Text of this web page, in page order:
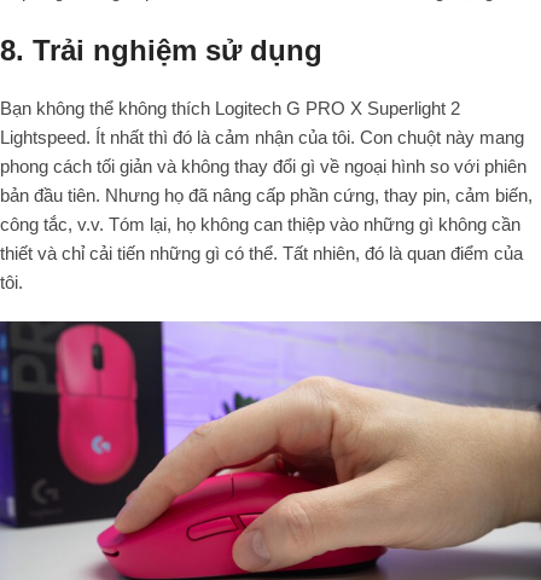
8. Trải nghiệm sử dụng
Bạn không thể không thích Logitech G PRO X Superlight 2
Lightspeed. Ít nhất thì đó là cảm nhận của tôi. Con chuột này mang
phong cách tối giản và không thay đổi gì về ngoại hình so với phiên
bản đầu tiên. Nhưng họ đã nâng cấp phần cứng, thay pin, cảm biến,
công tắc, v.v. Tóm lại, họ không can thiệp vào những gì không cần
thiết và chỉ cải tiến những gì có thể. Tất nhiên, đó là quan điểm của
tôi.